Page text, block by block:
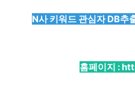
N사 키워드 관심자 DB
홈페이지 :